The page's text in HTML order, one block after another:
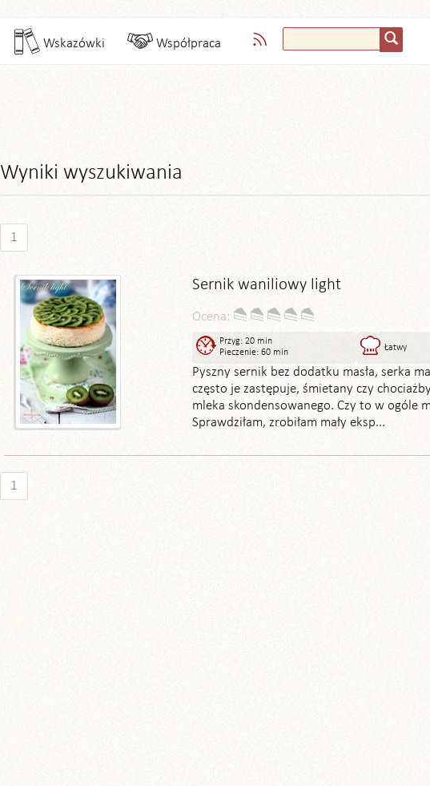
Wskazówki Współpraca
Wyniki wyszukiwania
1
Sernik waniliowy light
Ocena:
Przyg: 20 min
Pieczenie: 60 min
Łatwy
Pyszny sernik bez dodatku masła, serka
często je zastępuje, śmietany czy
mleka skondensowanego. Czy to w ogóle
Sprawdziłam, zrobiłam mały eksp...
1